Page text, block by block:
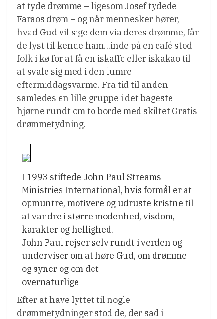
at tyde drømme – ligesom Josef tydede
Faraos drøm – og når mennesker hører,
hvad Gud vil sige dem via deres drømme, får
de lyst til kende ham…inde på en café stod
folk i kø for at få en iskaffe eller iskakao til
at svale sig med i den lumre
eftermiddagsvarme. Fra tid til anden
samledes en lille gruppe i det bageste
hjørne rundt om to borde med skiltet Gratis
drømmetydning.
I 1993 stiftede John Paul Streams
Ministries International, hvis formål er at
opmuntre, motivere og udruste kristne til
at vandre i større modenhed, visdom,
karakter og hellighed.
John Paul rejser selv rundt i verden og
underviser om at høre Gud, om drømme
og syner og om det
overnaturlige
Efter at have lyttet til nogle
drømmetydninger stod de, der sad i